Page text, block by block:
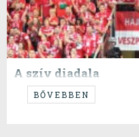
A szív diadala
...volt ez tegnap.
BŐVEBBEN